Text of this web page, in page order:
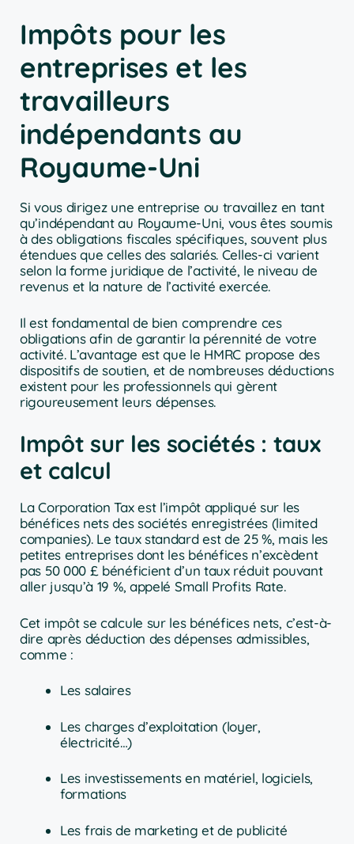
Impôts pour les
entreprises et les
travailleurs
indépendants au
Royaume-Uni
Si vous dirigez une entreprise ou travaillez en tant
qu’indépendant au Royaume-Uni, vous êtes soumis
à des obligations fiscales spécifiques, souvent plus
étendues que celles des salariés. Celles-ci varient
selon la forme juridique de l’activité, le niveau de
revenus et la nature de l’activité exercée.
Il est fondamental de bien comprendre ces
obligations afin de garantir la pérennité de votre
activité. L’avantage est que le HMRC propose des
dispositifs de soutien, et de nombreuses déductions
existent pour les professionnels qui gèrent
rigoureusement leurs dépenses.
Impôt sur les sociétés : taux
et calcul
La Corporation Tax est l’impôt appliqué sur les
bénéfices nets des sociétés enregistrées (limited
companies). Le taux standard est de 25 %, mais les
petites entreprises dont les bénéfices n’excèdent
pas 50 000 £ bénéficient d’un taux réduit pouvant
aller jusqu’à 19 %, appelé Small Profits Rate.
Cet impôt se calcule sur les bénéfices nets, c’est-à-
dire après déduction des dépenses admissibles,
comme :
Les salaires
Les charges d’exploitation (loyer,
électricité…)
Les investissements en matériel, logiciels,
formations
Les frais de marketing et de publicité